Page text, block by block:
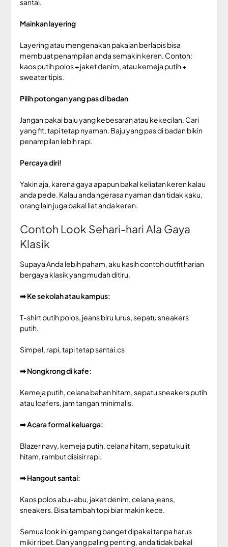
santai.
Mainkan layering
Layering atau mengenakan pakaian berlapis bisa
membuat penampilan anda semakin keren. Contoh:
kaos putih polos + jaket denim, atau kemeja putih +
sweater tipis.
Pilih potongan yang pas di badan
Jangan pakai baju yang kebesaran atau kekecilan. Cari
yang fit, tapi tetap nyaman. Baju yang pas di badan bikin
penampilan lebih rapi.
Percaya diri!
Yakin aja, karena gaya apapun bakal keliatan keren kalau
anda pede. Kalau anda ngerasa nyaman dan tidak kaku,
orang lain juga bakal liat anda keren.
Contoh Look Sehari-hari Ala Gaya
Klasik
Supaya Anda lebih paham, aku kasih contoh outfit harian
bergaya klasik yang mudah ditiru.
➡ Ke sekolah atau kampus:
T-shirt putih polos, jeans biru lurus, sepatu sneakers
putih.
Simpel, rapi, tapi tetap santai.cs
➡ Nongkrong di kafe:
Kemeja putih, celana bahan hitam, sepatu sneakers putih
atau loafers, jam tangan minimalis.
➡ Acara formal keluarga:
Blazer navy, kemeja putih, celana hitam, sepatu kulit
hitam, rambut disisir rapi.
➡ Hangout santai:
Kaos polos abu-abu, jaket denim, celana jeans,
sneakers. Bisa tambah topi biar makin kece.
Semua look ini gampang banget dipakai tanpa harus
mikir ribet. Dan yang paling penting, anda tidak bakal